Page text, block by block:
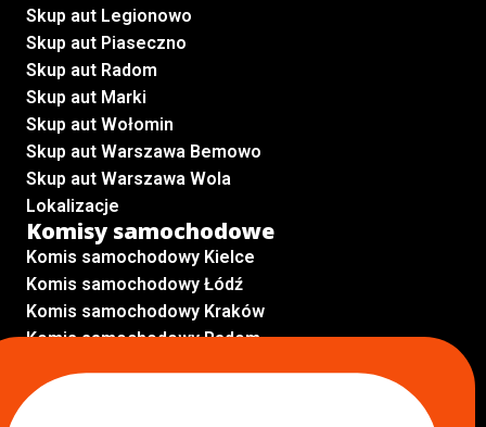
Skup aut Legionowo
Skup aut Piaseczno
Skup aut Radom
Skup aut Marki
Skup aut Wołomin
Skup aut Warszawa Bemowo
Skup aut Warszawa Wola
Lokalizacje
Komisy samochodowe
Komis samochodowy Kielce
Komis samochodowy Łódź
Komis samochodowy Kraków
Komis samochodowy Radom
Komis samochodowy Opole